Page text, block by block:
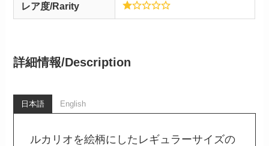
レア度/Rarity
詳細情報/Description
日本語 English
ルカリオを絵柄にしたレギュラーサイズの